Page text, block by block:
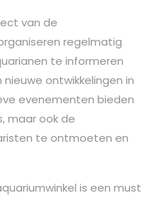
van de
regelmatig
te informeren
ontwikkelingen in
evenementen bieden
maar ook de
te ontmoeten en
is een must